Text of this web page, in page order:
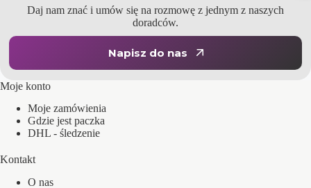
Daj nam znać i umów się na rozmowę z jednym z naszych
doradców.
Napisz do nas
Moje konto
Moje zamówienia
Gdzie jest paczka
DHL - śledzenie
Kontakt
O nas